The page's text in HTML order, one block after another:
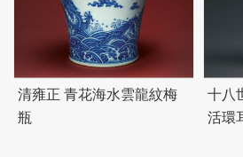
清雍正 青花海水雲龍紋梅
瓶
十八
活環